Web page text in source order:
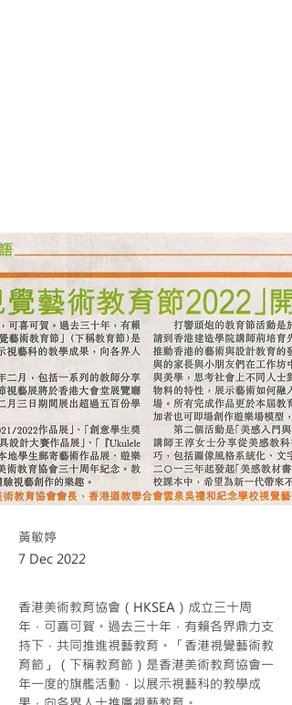
黃敏婷
7 Dec 2022
香港美術教育協會（HKSEA）成立三十周
年，可喜可賀。過去三十年，有賴各界鼎力支
持下，共同推進視藝教育。「香港視覺藝術教
育節」（下稱教育節）是香港美術教育協會一
年一度的旗艦活動，以展示視藝科的教學成